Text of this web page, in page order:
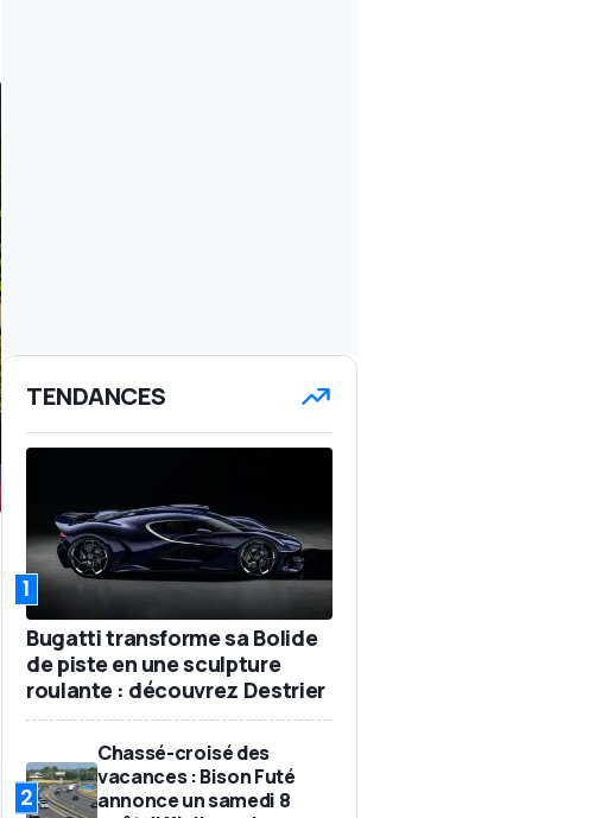
TENDANCES
1
Bugatti transforme sa Bolide
de piste en une sculpture
roulante : découvrez Destrier
2
Chassé-croisé des
vacances : Bison Futé
annonce un samedi 8